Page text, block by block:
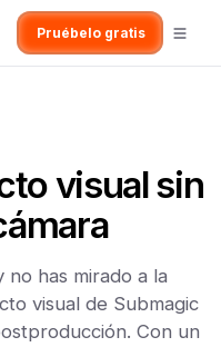
Pruébelo gratis
visual sin
no has mirado a la
visual de Submagic
Con un